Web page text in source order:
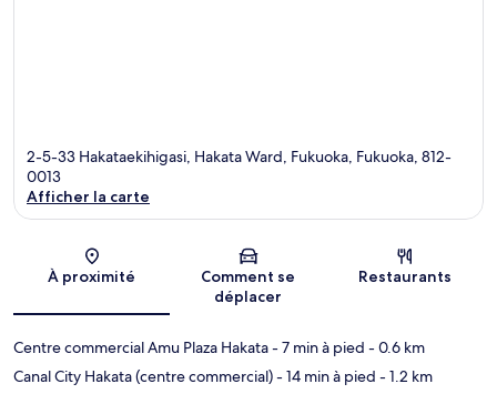
2-5-33 Hakataekihigasi, Hakata Ward, Fukuoka, Fukuoka, 812-
0013
Afficher la carte
À proximité
Comment se
déplacer
Restaurants
Centre commercial Amu Plaza Hakata- 7 min à pied - 0.6 km
Canal City Hakata (centre commercial)- 14 min à pied - 1.2 km